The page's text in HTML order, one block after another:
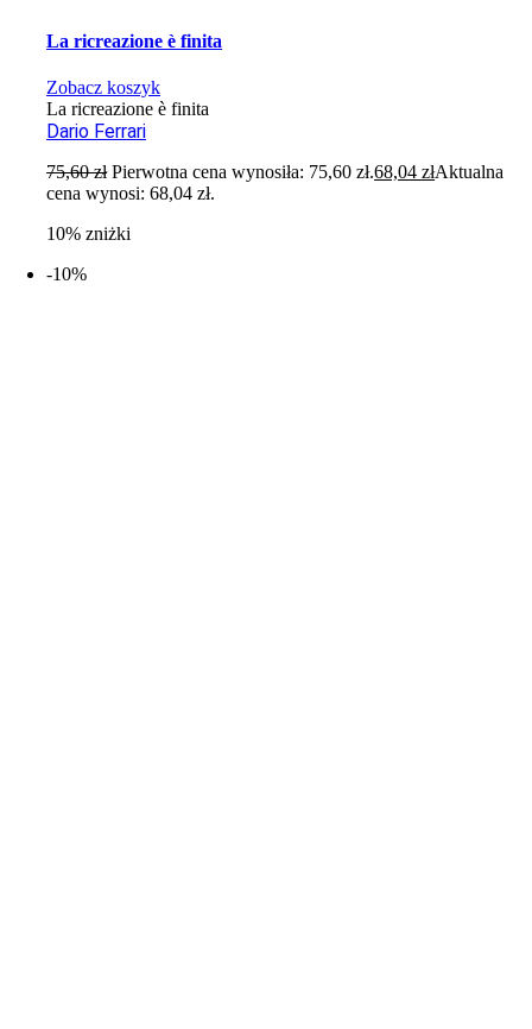
La ricreazione è finita
Zobacz koszyk
La ricreazione è finita
Dario Ferrari
75,60zł Pierwotna cena wynosiła: 75,60 zł.68,04złAktualna
cena wynosi: 68,04 zł.
10% zniżki
-10%